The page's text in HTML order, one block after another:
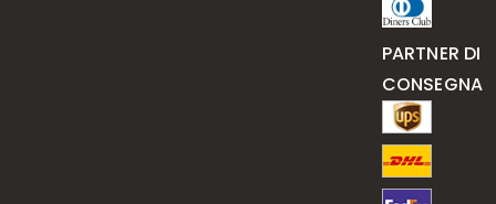
PARTNER DI
CONSEGNA